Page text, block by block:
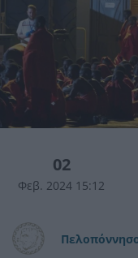
02
Φεβ. 2024 15:12